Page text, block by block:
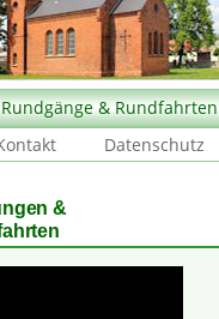
Rundgänge & Rundfahrten
Datenschutz
&